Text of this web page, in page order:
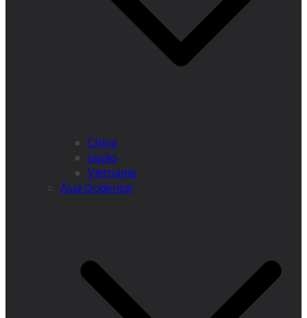
China
Japão
Vietname
Ásia Ocidental